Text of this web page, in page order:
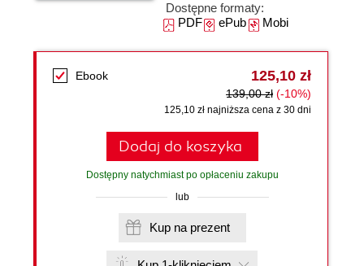
Dostępne formaty:
PDFePubMobi
Ebook 125,10 zł
139,00 zł (-10%)
125,10 zł najniższa cena z 30 dni
Dodaj do koszyka
Dostępny natychmiast po opłaceniu zakupu
lub
Kup na prezent